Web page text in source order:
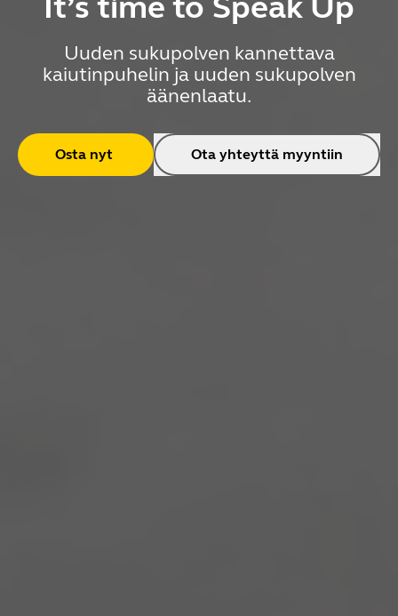
Uuden sukupolven kannettava
kaiutinpuhelin ja uuden sukupolven
äänenlaatu.
Osta nyt Ota yhteyttä myyntiin